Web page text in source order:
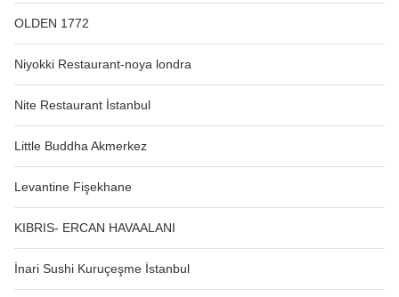
OLDEN 1772
Niyokki Restaurant-noya londra
Nite Restaurant İstanbul
Little Buddha Akmerkez
Levantine Fişekhane
KIBRIS- ERCAN HAVAALANI
İnari Sushi Kuruçeşme İstanbul